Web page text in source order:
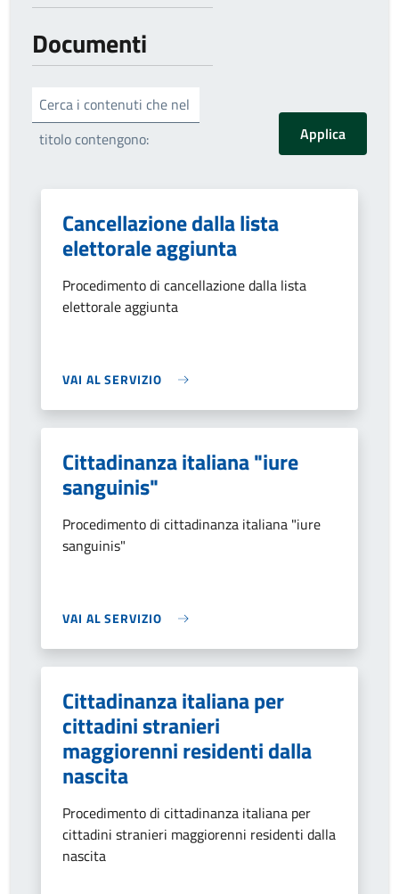
Documenti
Cerca i contenuti che nel
titolo contengono:
Cancellazione dalla lista
elettorale aggiunta
Procedimento di cancellazione dalla lista
elettorale aggiunta
VAI AL SERVIZIO
Cittadinanza italiana "iure
sanguinis"
Procedimento di cittadinanza italiana "iure
sanguinis"
VAI AL SERVIZIO
Cittadinanza italiana per
cittadini stranieri
maggiorenni residenti dalla
nascita
Procedimento di cittadinanza italiana per
cittadini stranieri maggiorenni residenti dalla
nascita